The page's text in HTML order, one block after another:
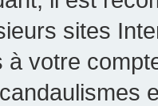
sites
à votre